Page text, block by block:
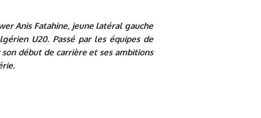
Anis Fatahine, jeune latéral gauche
U20. Passé par les équipes de
début de carrière et ses ambitions